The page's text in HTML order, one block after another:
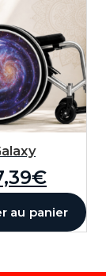
0
€
au panier